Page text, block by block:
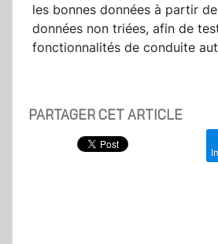
les bonnes données à partir
données non triées, afin de
fonctionnalités de conduite
PARTAGER CET ARTICLE